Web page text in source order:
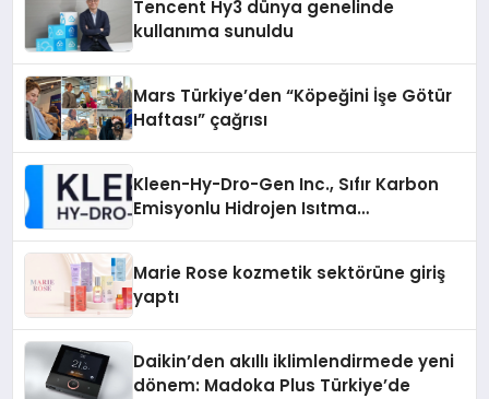
Tencent Hy3 dünya genelinde
kullanıma sunuldu
Mars Türkiye’den “Köpeğini İşe Götür
Haftası” çağrısı
Kleen-Hy-Dro-Gen Inc., Sıfır Karbon
Emisyonlu Hidrojen Isıtma
Marie Rose kozmetik sektörüne giriş
yaptı
Daikin’den akıllı iklimlendirmede yeni
dönem: Madoka Plus Türkiye’de